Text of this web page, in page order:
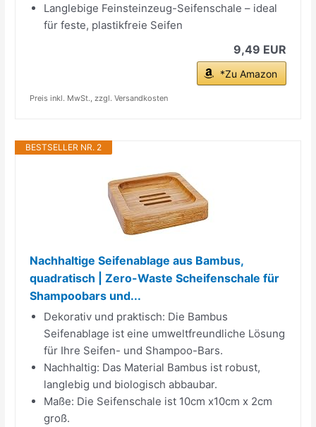
Langlebige Feinsteinzeug-Seifenschale – ideal
für feste, plastikfreie Seifen
9,49 EUR
*Zu Amazon
Preis inkl. MwSt., zzgl. Versandkosten
BESTSELLER NR. 2
Nachhaltige Seifenablage aus Bambus,
quadratisch | Zero-Waste Scheifenschale für
Shampoobars und...
Dekorativ und praktisch: Die Bambus
Seifenablage ist eine umweltfreundliche Lösung
für Ihre Seifen- und Shampoo-Bars.
Nachhaltig: Das Material Bambus ist robust,
langlebig und biologisch abbaubar.
Maße: Die Seifenschale ist 10cm x10cm x 2cm
groß.